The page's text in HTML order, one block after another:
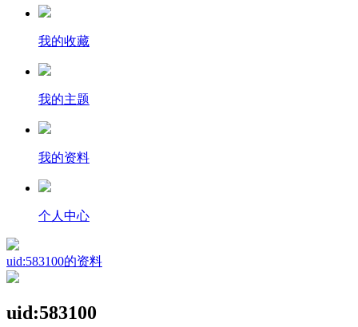
我的收藏
我的主题
我的资料
个人中心
uid:583100的资料
uid:583100